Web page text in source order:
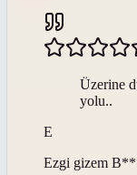
Üzerine
yolu..
E
Ezgi gizem